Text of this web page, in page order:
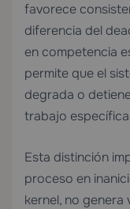
favorece
diferencia del
en competencia
permite que el
degrada o
trabajo
Esta distinción
proceso en
kernel, no